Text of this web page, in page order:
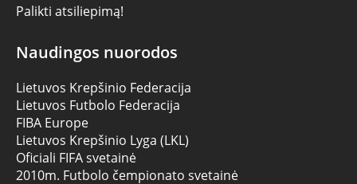
Palikti atsiliepimą!
Naudingos nuorodos
Lietuvos Krepšinio Federacija
Lietuvos Futbolo Federacija
FIBA Europe
Lietuvos Krepšinio Lyga (LKL)
Oficiali FIFA svetainė
2010m. Futbolo čempionato svetainė